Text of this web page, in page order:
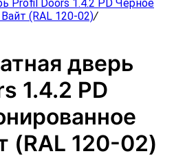
Profil Doors 1.4.2 PD Черное
(RAL 120-02)/
дверь
1.4.2 PD
(RAL 120-02)